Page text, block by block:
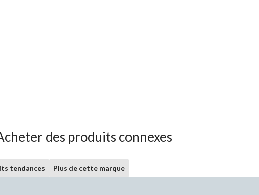
des produits connexes
tendances Plus de cette marque